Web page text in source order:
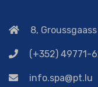
8,
(+352) 49771-
info.spa@pt.lu